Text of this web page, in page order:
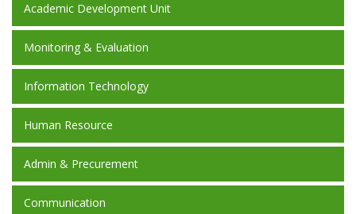
Academic Development Unit
Monitoring & Evaluation
Information Technology
Human Resource
Admin & Precurement
Communication